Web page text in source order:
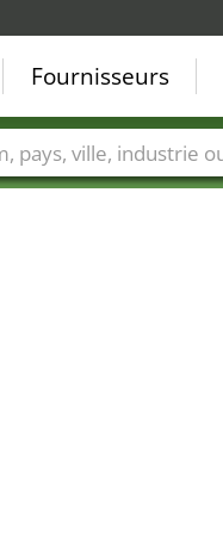
Fournisseurs
Villes Secteurs de foire